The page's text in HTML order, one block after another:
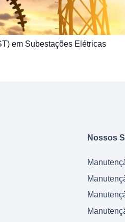
em Subestações Elétricas
Nossos